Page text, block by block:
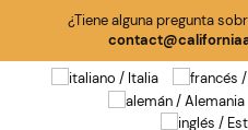
¿Tiene alguna pregunta